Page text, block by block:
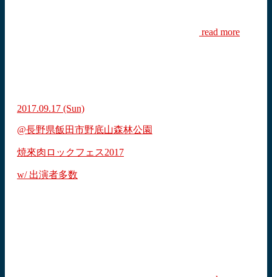
read more
2017.09.17 (Sun)
@長野県飯田市野底山森林公園
焼來肉ロックフェス2017
w/ 出演者多数